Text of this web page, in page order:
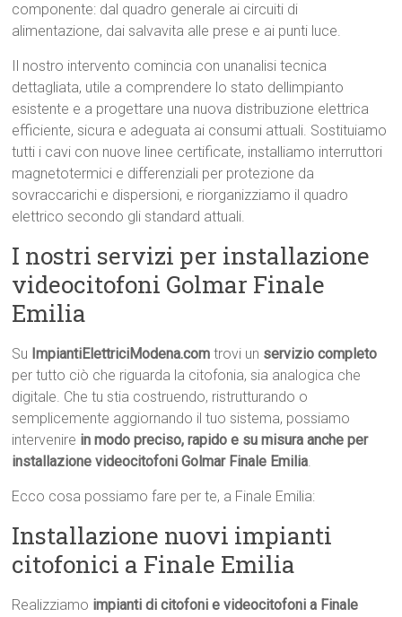
componente: dal quadro generale ai circuiti di
alimentazione, dai salvavita alle prese e ai punti luce.
Il nostro intervento comincia con unanalisi tecnica
dettagliata, utile a comprendere lo stato dellimpianto
esistente e a progettare una nuova distribuzione elettrica
efficiente, sicura e adeguata ai consumi attuali. Sostituiamo
tutti i cavi con nuove linee certificate, installiamo interruttori
magnetotermici e differenziali per protezione da
sovraccarichi e dispersioni, e riorganizziamo il quadro
elettrico secondo gli standard attuali.
I nostri servizi per installazione
videocitofoni Golmar Finale
Emilia
Su ImpiantiElettriciModena.com trovi un servizio completo
per tutto ciò che riguarda la citofonia, sia analogica che
digitale. Che tu stia costruendo, ristrutturando o
semplicemente aggiornando il tuo sistema, possiamo
intervenire in modo preciso, rapido e su misura anche per
installazione videocitofoni Golmar Finale Emilia.
Ecco cosa possiamo fare per te, a Finale Emilia:
Installazione nuovi impianti
citofonici a Finale Emilia
Realizziamo impianti di citofoni e videocitofoni a Finale